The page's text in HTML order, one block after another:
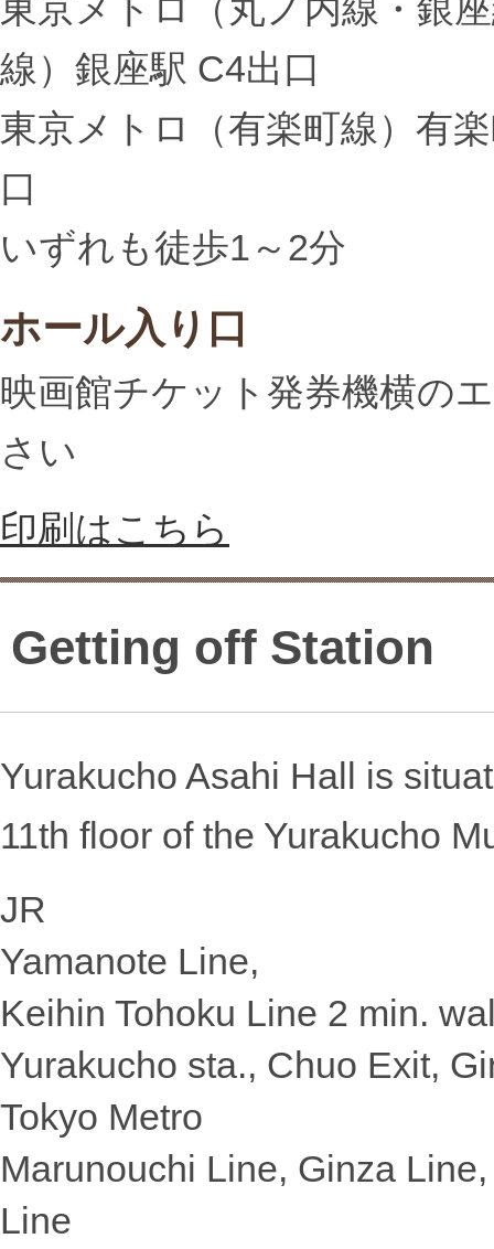
東京メトロ（丸ノ内線・銀
線）銀座駅 C4出口
東京メトロ（有楽町線）有
口
いずれも徒歩1～2分
ホール入り口
映画館チケット発券機横の
さい
印刷はこちら
Getting off Station
Yurakucho Asahi Hall is
11th floor of the Yurakucho
JR
Yamanote Line,
Keihin Tohoku Line 2 min.
Yurakucho sta., Chuo Exit,
Tokyo Metro
Marunouchi Line, Ginza
Line